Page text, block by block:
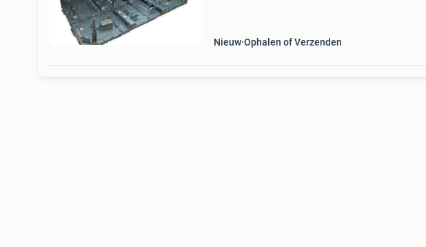
Nieuw Ophalen of Verzenden